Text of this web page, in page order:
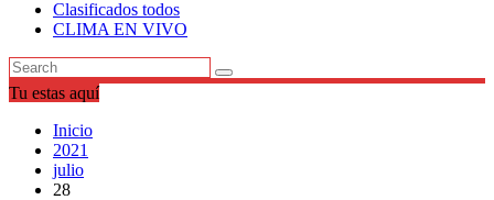
Clasificados todos
CLIMA EN VIVO
Tu estas aquí
Inicio
2021
julio
28